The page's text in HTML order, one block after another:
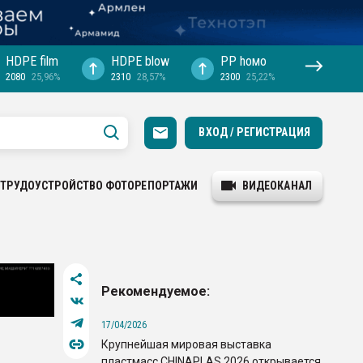
HDPE film
2080 25,96%
HDPE blow
2310 28,57%
PP hомо
2300 25,22%
ВХОД / РЕГИСТРАЦИЯ
ТРУДОУСТРОЙСТВО ФОТОРЕПОРТАЖИ ВИДЕОКАНАЛ
Рекомендуемое:
17/04/2026
Крупнейшая мировая выставка